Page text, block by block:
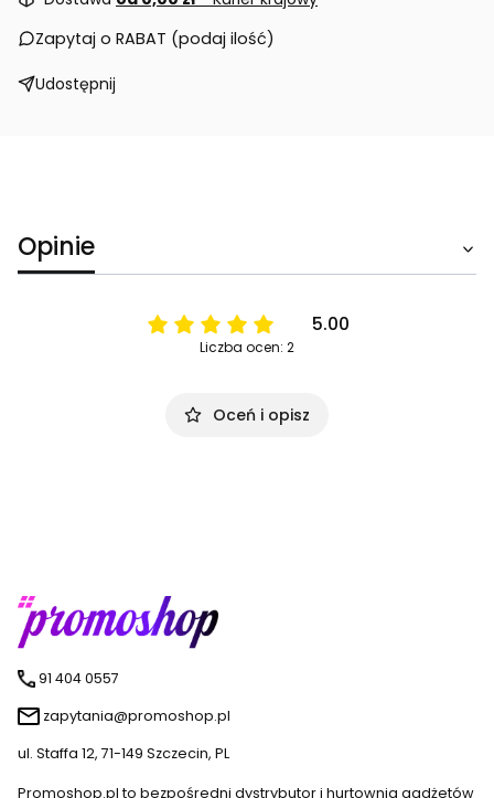
Zapytaj o RABAT (podaj ilość)
Udostępnij
Opinie
5.00
Liczba ocen: 2
Oceń i opisz
91 404 0557
zapytania@promoshop.pl
ul. Staffa 12, 71-149 Szczecin, PL
Promoshop.pl to bezpośredni dystrybutor i hurtownia gadżetów